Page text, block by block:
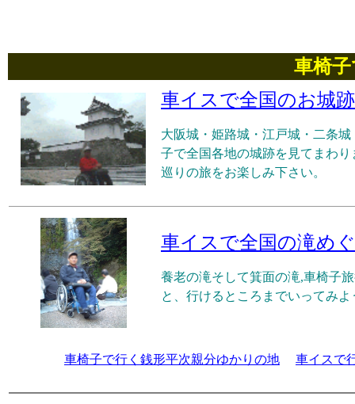
車椅
車イスで全国のお城
大阪城・姫路城・江戸城・二条
子で全国各地の城跡を見てまわ
巡りの旅をお楽しみ下さい。
車イスで全国の滝め
養老の滝そして箕面の滝,車椅子
と、行けるところまでいってみよ
車椅子で行く銭形平次親分ゆかりの地 車イスで